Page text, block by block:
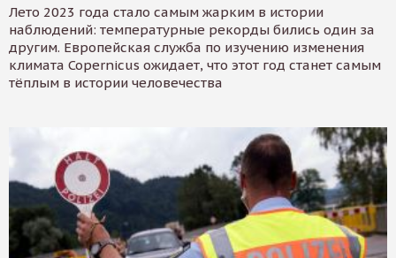
Лето 2023 года стало самым жарким в истории
наблюдений: температурные рекорды бились один за
другим. Европейская служба по изучению изменения
климата Copernicus ожидает, что этот год станет самым
тёплым в истории человечества